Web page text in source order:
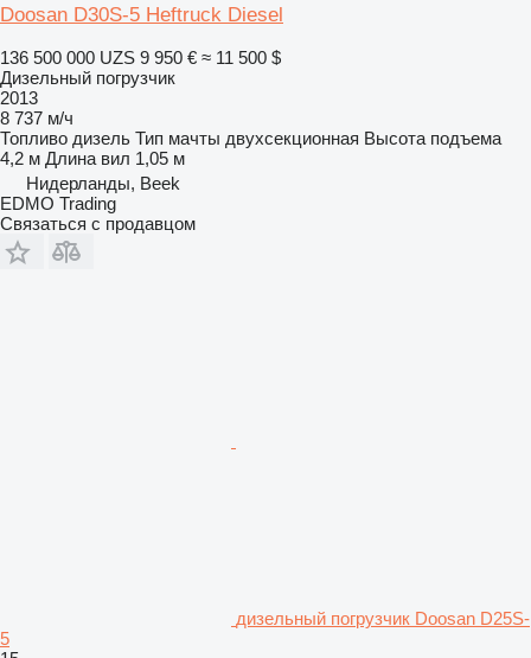
Doosan D30S-5 Heftruck Diesel
136 500 000 UZS 9 950 € ≈ 11 500 $
Дизельный погрузчик
2013
8 737 м/ч
Топливо дизель Тип мачты двухсекционная Высота подъема
4,2 м Длина вил 1,05 м
Нидерланды, Beek
EDMO Trading
Связаться с продавцом
дизельный погрузчик Doosan D25S-
5